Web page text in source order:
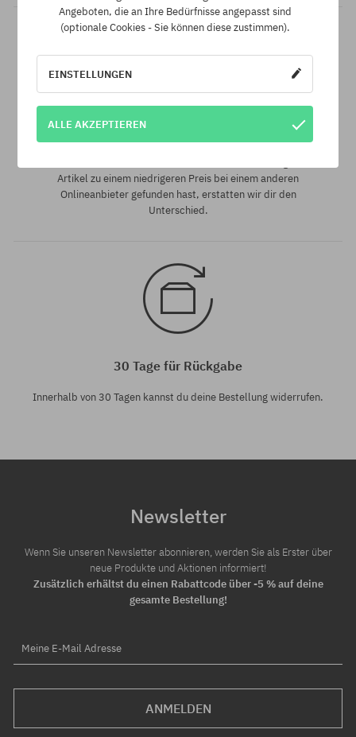
Bestpreis-Garantie!
Artikel zu einem niedrigeren Preis bei einem anderen
Onlineanbieter gefunden hast, erstatten wir dir den
Unterschied.
30 Tage für Rückgabe
Innerhalb von 30 Tagen kannst du deine Bestellung widerrufen.
Newsletter
Wenn Sie unseren Newsletter abonnieren, werden Sie als Erster über
neue Produkte und Aktionen informiert!
Zusätzlich erhältst du einen Rabattcode über -5 % auf deine
gesamte Bestellung!
Meine E-Mail Adresse
ANMELDEN
Angeboten, die an Ihre Bedürfnisse angepasst sind
(optionale Cookies - Sie können diese zustimmen).
EINSTELLUNGEN
ALLE AKZEPTIEREN